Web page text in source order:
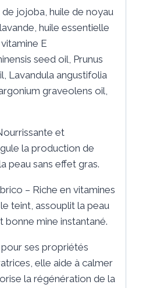
jojoba, huile de noyau
huile essentielle
E
seed oil, Prunus
Lavandula angustifolia
graveolens oil,
et
la production de
peau sans effet gras.
– Riche en vitamines
teint, assouplit la peau
bonne mine instantané.
ses propriétés
elle aide à calmer
la régénération de la